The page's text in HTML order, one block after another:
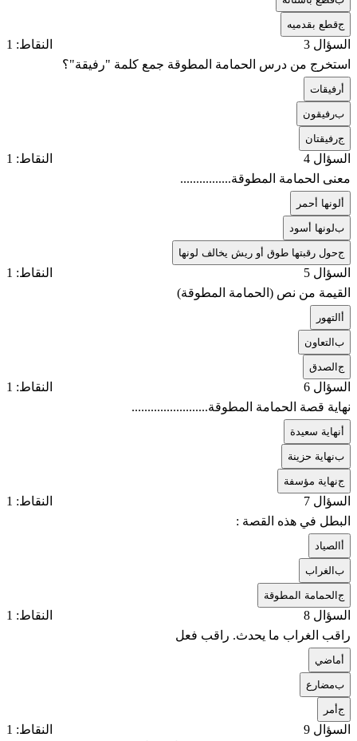
جقطع بقدميه
السؤال 3
النقاط: 1
استخرج من درس الحمامة المطوقة جمع كلمة "رفيقة"؟
رفيقات
برفيقون
جرفيقتان
السؤال 4
النقاط: 1
معنى الحمامة المطوقة................
لونها أحمر
بلونها أسود
جحول رقبتها طوق أو ريش يخالف لونها
السؤال 5
النقاط: 1
القيمة من نص (الحمامة المطوقة)
التهور
بالتعاون
جالصدق
السؤال 6
النقاط: 1
نهاية قصة الحمامة المطوقة........................
نهاية سعيدة
بنهاية حزينة
جنهاية مؤسفة
السؤال 7
النقاط: 1
البطل في هذه القصة :
الصياد
بالغراب
جالحمامة المطوقة
السؤال 8
النقاط: 1
راقب الغراب ما يحدث. راقب فعل
ماضي
بمضارع
جأمر
السؤال 9
النقاط: 1